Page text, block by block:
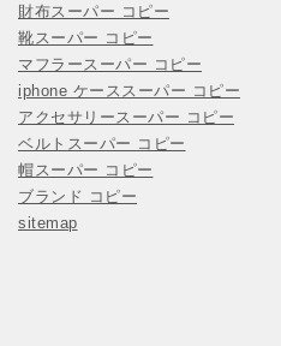
財布スーパー コピー
靴スーパー コピー
マフラースーパー コピー
iphone ケーススーパー コピー
アクセサリースーパー コピー
ベルトスーパー コピー
帽スーパー コピー
ブランド コピー
sitemap